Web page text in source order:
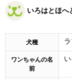
いろはとほへ
犬種
ワンちゃんの名
前